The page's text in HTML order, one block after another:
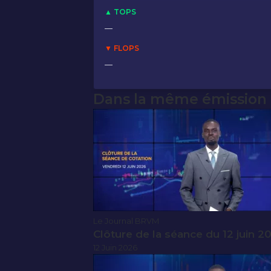
▲ TOPS
—
▼ FLOPS
—
Dans la même émission
Le Journal BRVM
Clôture de la séance du 12 juin